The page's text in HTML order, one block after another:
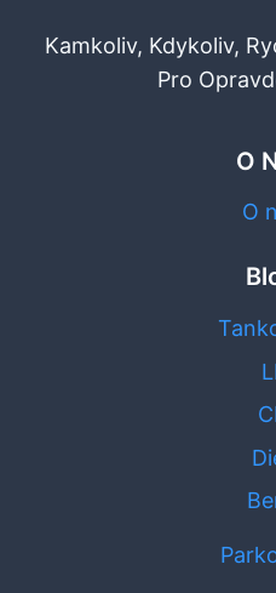
Kamkoliv, Kdykoliv,
Pro
O
O